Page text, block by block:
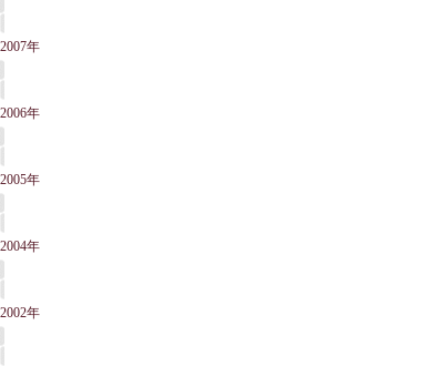
2007年
2006年
2005年
2004年
2002年